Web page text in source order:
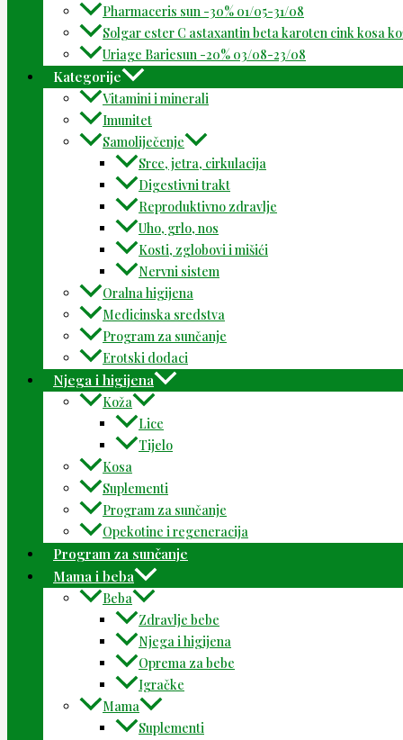
Pharmaceris sun -30% 01/05-31/08
Solgar ester C astaxantin beta karoten cink kosa
Uriage Bariesun -20% 03/08-23/08
Kategorije
Vitamini i minerali
Imunitet
Samoliječenje
Srce, jetra, cirkulacija
Digestivni trakt
Reproduktivno zdravlje
Uho, grlo, nos
Kosti, zglobovi i mišići
Nervni sistem
Oralna higijena
Medicinska sredstva
Program za sunčanje
Erotski dodaci
Njega i higijena
Koža
Lice
Tijelo
Kosa
Suplementi
Program za sunčanje
Opekotine i regeneracija
Program za sunčanje
Mama i beba
Beba
Zdravlje bebe
Njega i higijena
Oprema za bebe
Igračke
Mama
Suplementi